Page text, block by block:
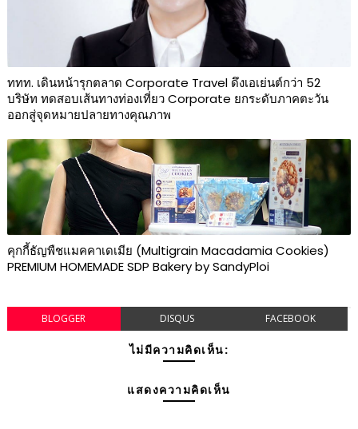
ททท. เดินหน้ารุกตลาด Corporate Travel ดึงเอเย่นต์กว่า 52
บริษัท ทดสอบเส้นทางท่องเที่ยว Corporate ยกระดับภาคตะวัน
ออกสู่จุดหมายปลายทางคุณภาพ
คุกกี้ธัญพืชแมคคาเดเมีย (Multigrain Macadamia Cookies)
PREMIUM HOMEMADE SDP Bakery by SandyPloi
BLOGGER DISQUS FACEBOOK
ไม่มีความคิดเห็น:
แสดงความคิดเห็น